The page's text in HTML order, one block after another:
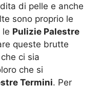
di pelle e anche
sono proprio le
le Pulizie Palestre
queste brutte
ci sia
che si
Termini. Per